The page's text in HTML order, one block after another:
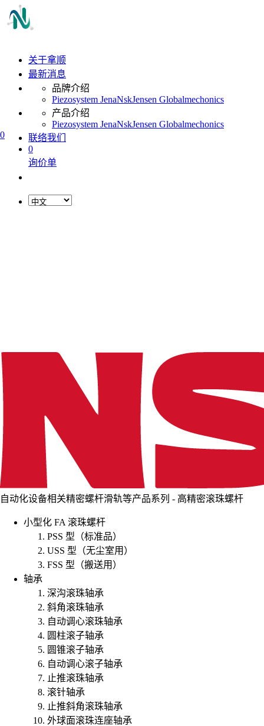
0
关于拿顺
最新消息
品牌介绍
Piezosystem JenaNskJensen Globalmechonics
产品介绍
Piezosystem JenaNskJensen Globalmechonics
联络我们
0
询价单
自动化设备相关精密螺杆滑轨等产品系列 - 高精密滚珠螺杆
小型化 FA 滚珠螺杆
PSS 型（标准品）
USS 型（无尘室用）
FSS 型（搬送用）
轴承
深沟滚珠轴承
斜角滚珠轴承
自动调心滚珠轴承
圆柱滚子轴承
圆锥滚子轴承
自动调心滚子轴承
止推滚珠轴承
滚针轴承
止推斜角滚珠轴承
外球面滚珠连座轴承